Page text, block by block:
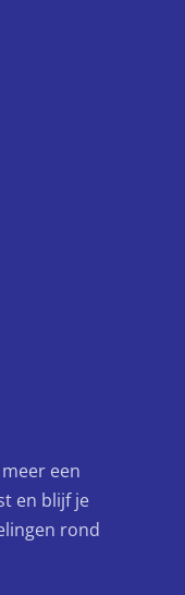
een
en blijf je
rond